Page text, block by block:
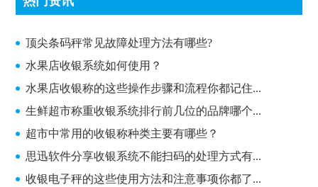
顶尖条码秤常见故障处理方法有哪些?
顶尖条码秤常见故障处理方法有哪些?
水果店收银系统如何使用？
水果店收银称的这些操作步骤和流程你都记住...
生鲜超市称重收银系统排行前几位的品牌哪个...
超市中常用的收银称种类主要有哪些？
思迅软件分享收银系统不能扫码的处理方式有...
收银电子秤的这些使用方法和注意事项你都了...